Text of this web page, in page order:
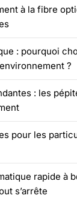
à la fibre
: pourquoi
?
: les
pour les
rapide à
s’arrête